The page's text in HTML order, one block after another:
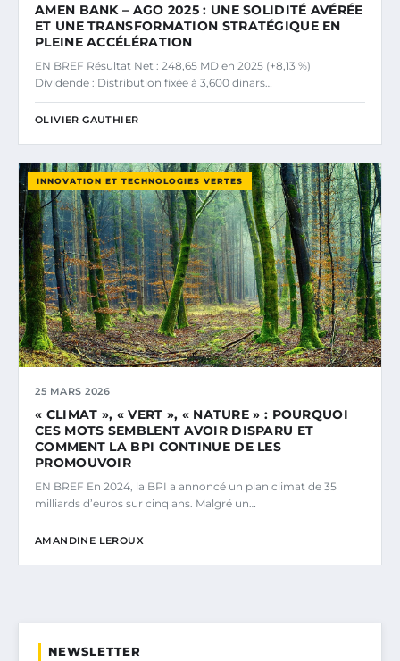
AMEN BANK – AGO 2025 : UNE SOLIDITÉ AVÉRÉE
ET UNE TRANSFORMATION STRATÉGIQUE EN
PLEINE ACCÉLÉRATION
EN BREF Résultat Net : 248,65 MD en 2025 (+8,13 %)
Dividende : Distribution fixée à 3,600 dinars…
OLIVIER GAUTHIER
INNOVATION ET TECHNOLOGIES VERTES
25 MARS 2026
« CLIMAT », « VERT », « NATURE » : POURQUOI
CES MOTS SEMBLENT AVOIR DISPARU ET
COMMENT LA BPI CONTINUE DE LES
PROMOUVOIR
EN BREF En 2024, la BPI a annoncé un plan climat de 35
milliards d’euros sur cinq ans. Malgré un…
AMANDINE LEROUX
NEWSLETTER